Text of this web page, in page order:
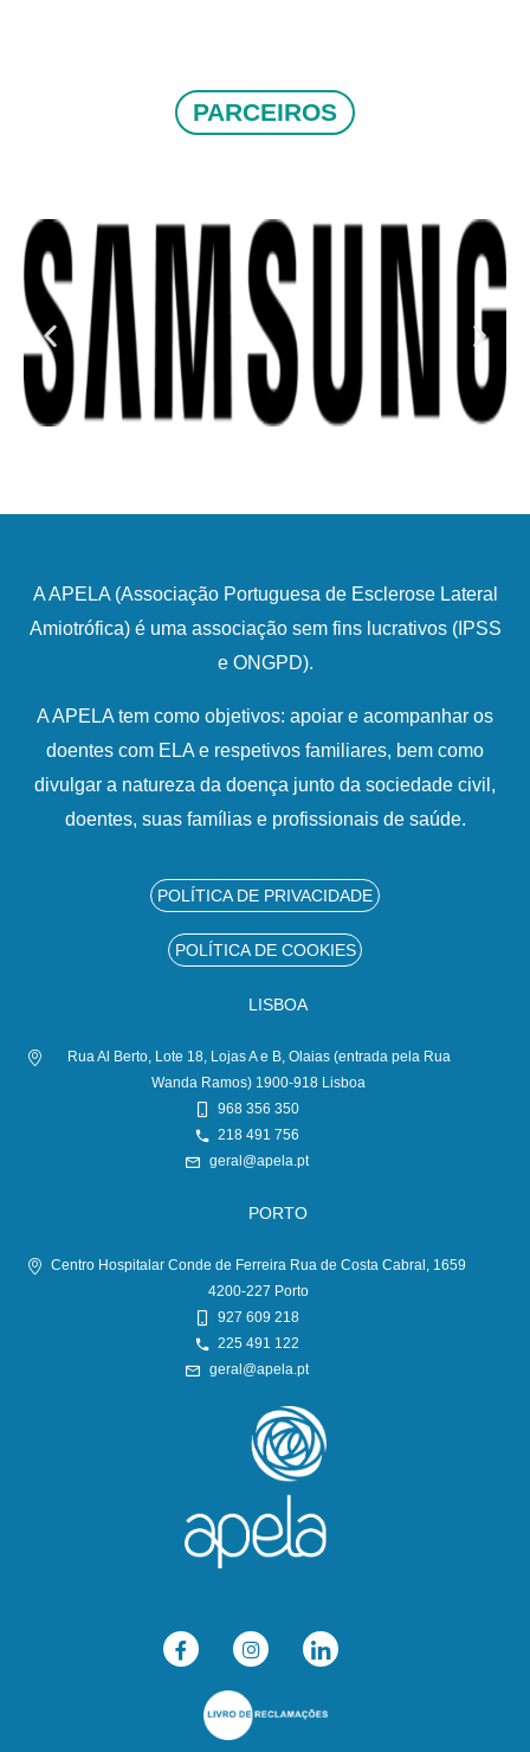
PARCEIROS
A APELA (Associação Portuguesa de Esclerose Lateral
Amiotrófica) é uma associação sem fins lucrativos (IPSS
e ONGPD).
A APELA tem como objetivos: apoiar e acompanhar os
doentes com ELA e respetivos familiares, bem como
divulgar a natureza da doença junto da sociedade civil,
doentes, suas famílias e profissionais de saúde.
POLÍTICA DE PRIVACIDADE
POLÍTICA DE COOKIES
LISBOA
Rua Al Berto, Lote 18, Lojas A e B, Olaias (entrada pela Rua
Wanda Ramos) 1900-918 Lisboa
968 356 350
218 491 756
geral@apela.pt
PORTO
Centro Hospitalar Conde de Ferreira Rua de Costa Cabral, 1659
4200-227 Porto
927 609 218
225 491 122
geral@apela.pt